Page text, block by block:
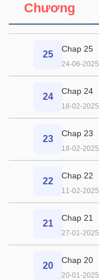
Chương
25
Chap 25
24-06-2025
24
Chap 24
18-02-2025
23
Chap 23
18-02-2025
22
Chap 22
11-02-2025
21
Chap 21
27-01-2025
20
Chap 20
20-01-2025